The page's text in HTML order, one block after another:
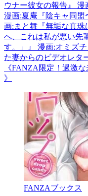
ウナー彼女の報告』 漫
漫画:夏庵『陰キャ同盟
画:まと舞『無垢な真珠
へ、これは私が悪い先
す。」』 漫画:オミズ
た妻からのビデオレタ
《FANZA限定！過激
》
FANZAブックス